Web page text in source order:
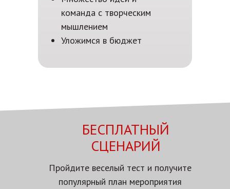
команда с творческим
мышлением
Уложимся в бюджет
БЕСПЛАТНЫЙ
СЦЕНАРИЙ
Пройдите веселый тест и получите
популярный план мероприятия